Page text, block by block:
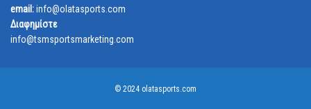
email:info@olatasports.com
Διαφημίστε
info@tsmsportsmarketing.com
© 2024 olatasports.com